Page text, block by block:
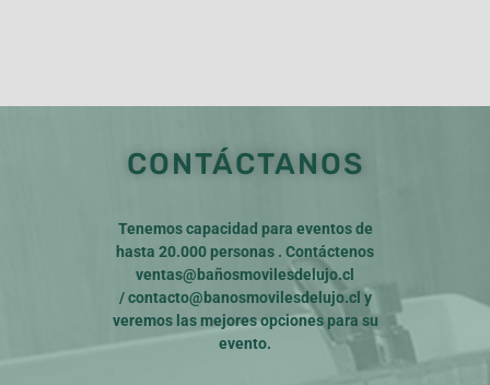
CONTÁCTANOS
Tenemos capacidad para eventos de
hasta 20.000 personas . Contáctenos
ventas@bañosmovilesdelujo.cl
/contacto@banosmovilesdelujo.cl y
veremos las mejores opciones para su
evento.